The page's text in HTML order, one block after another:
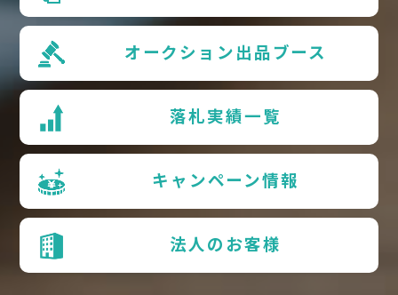
オークション出品ブース
落札実績一覧
キャンペーン情報
法人のお客様